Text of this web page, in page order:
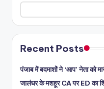
Recent Posts
पंजाब में बदमाशों ने ‘आप’ नेता को
जालंधर के मशहूर CA पर ED का